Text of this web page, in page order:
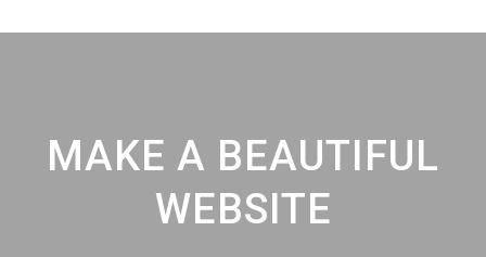
MAKE A BEAUTIFUL
WEBSITE